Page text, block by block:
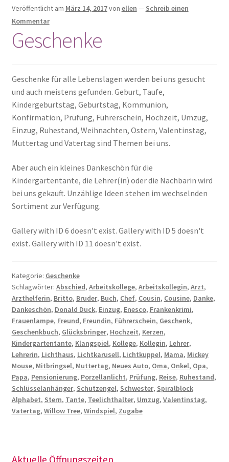
Kulinarisches
Mode & Accessoires
Seifen
Taschen
Wolle & Kurzwaren
Veröffentlicht am März 14, 2017von ellen — Schreib einen
Kommentar
Geschenke
Geschenke für alle Lebenslagen werden bei uns gesucht
und auch meistens gefunden. Geburt, Taufe,
Kindergeburtstag, Geburtstag, Kommunion,
Konfirmation, Prüfung, Führerschein, Hochzeit, Umzug,
Einzug, Ruhestand, Weihnachten, Ostern, Valentinstag,
Muttertag und Vatertag sind Themen bei uns.
Aber auch ein kleines Dankeschön für die
Kindergartentante, die Lehrer(in) oder die Nachbarin wird
bei uns gekauft. Unzählige Ideen stehen im wechselnden
Sortiment zur Verfügung.
Gallery with ID 6 doesn't exist. Gallery with ID 5 doesn't
exist. Gallery with ID 11 doesn't exist.
Kategorie: Geschenke
Schlagwörter: Abschied, Arbeitskollege, Arbeitskollegin, Arzt,
Arzthelferin, Britto, Bruder, Buch, Chef, Cousin, Cousine, Danke,
Dankeschön, Donald Duck, Einzug, Enesco, Frankenkrimi,
Frauenlampe, Freund, Freundin, Führerschein, Geschenk,
Geschenkbuch, Glücksbringer, Hochzeit, Kerzen,
Kindergartentante, Klangspiel, Kollege, Kollegin, Lehrer,
Lehrerin, Lichthaus, Lichtkarusell, Lichtkuppel, Mama, Mickey
Mouse, Mitbringsel, Muttertag, Neues Auto, Oma, Onkel, Opa,
Papa, Pensionierung, Porzellanlicht, Prüfung, Reise, Ruhestand,
Schlüsselanhänger, Schutzengel, Schwester, Spiralblock
Alphabet, Stern, Tante, Teelichthalter, Umzug, Valentinstag,
Vatertag, Willow Tree, Windspiel, Zugabe
Aktuelle Öffnungszeiten